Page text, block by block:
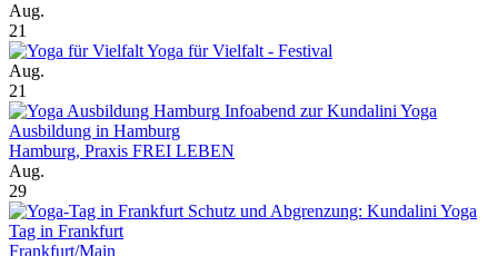
Aug.
21
Yoga für Vielfalt - Festival
Aug.
21
Infoabend zur Kundalini Yoga
Ausbildung in Hamburg
Hamburg, Praxis FREI LEBEN
Aug.
29
Schutz und Abgrenzung: Kundalini Yoga
Tag in Frankfurt
Frankfurt/Main